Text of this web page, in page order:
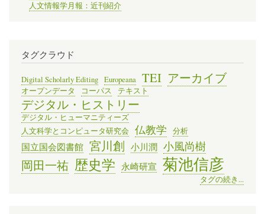
人文情報学月報：近刊紹介
タグクラウド
Digital Scholarly Editing Europeana TEI アーカイブ
オープンデータ コーパス テキスト
デジタル・ヒストリー
デジタル・ヒューマニティーズ
人文科学とコンピュータ研究会
仏教学 分析
国立国会図書館 宮川創 小川潤 小風尚樹
岡田一祐 歴史学 永崎研宣 菊池信彦
タグの続き...